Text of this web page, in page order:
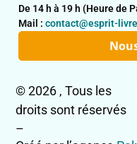
De 14 h à 19 h (Heure de
Mail :contact@esprit-
© 2026 , Tous les
droits sont réservés
–